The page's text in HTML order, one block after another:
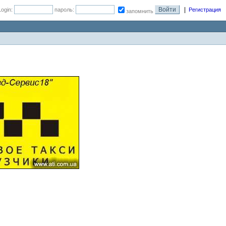
пароль: запомнить Регистрация